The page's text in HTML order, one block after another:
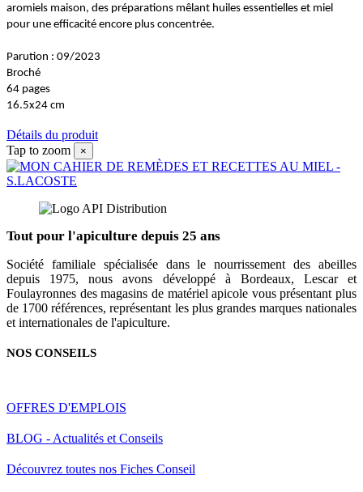
aromiels maison, des préparations mêlant huiles essentielles et miel
pour une efficacité encore plus concentrée.
Parution : 09/2023
Broché
64 pages
16.5x24 cm
Détails du produit
Tap to zoom
×
Tout pour l'apiculture depuis 25 ans
Société familiale spécialisée dans le nourrissement des abeilles
depuis 1975, nous avons développé à Bordeaux, Lescar et
Foulayronnes des magasins de matériel apicole vous présentant plus
de 1700 références, représentant les plus grandes marques nationales
et internationales de l'apiculture.
NOS CONSEILS
OFFRES D'EMPLOIS
BLOG - Actualités et Conseils
Découvrez toutes nos Fiches Conseil